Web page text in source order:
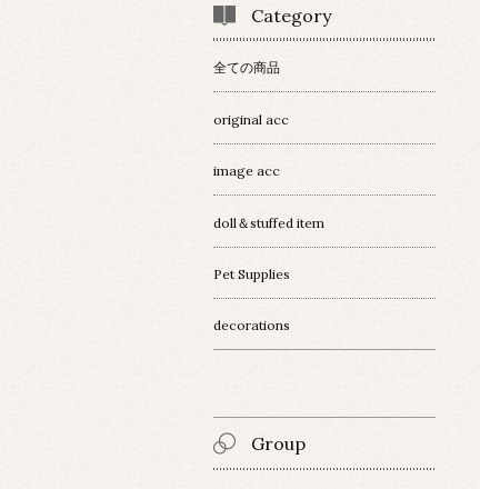
Category
全ての商品
original acc
image acc
doll＆stuffed item
Pet Supplies
decorations
Group